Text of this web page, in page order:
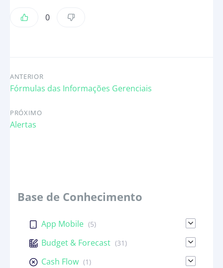
0
ANTERIOR
Fórmulas das Informações Gerenciais
PRÓXIMO
Alertas
Base de Conhecimento
App Mobile (5)
Budget & Forecast (31)
Cash Flow (1)